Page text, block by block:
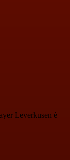
Leverkusen è